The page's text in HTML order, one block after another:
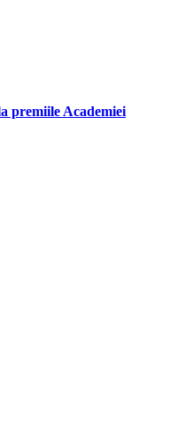
premiile Academiei